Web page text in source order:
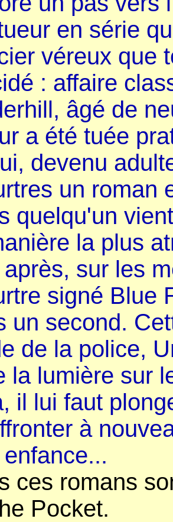
en série
véreux que
: affaire
âgé de
a été tuée
devenu
un roman
quelqu'un
la plus
sur les
signé Blue
un second.
de la police,
la lumière sur
il lui faut
à
ces romans
Pocket.